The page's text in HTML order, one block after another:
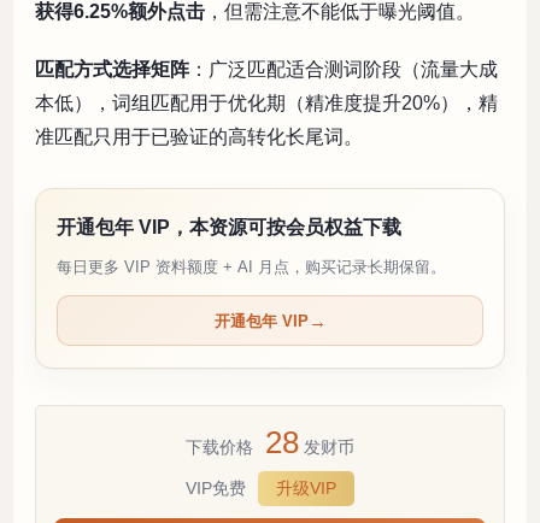
获得6.25%额外点击 ，但需注意不能低于曝光阈值。
匹配方式选择矩阵：广泛匹配适合测词阶段（流量大成
本低），词组匹配用于优化期（精准度提升20%），精
准匹配只用于已验证的高转化长尾词。
开通包年 VIP，本资源可按会员权益下载
每日更多 VIP 资料额度 + AI 月点，购买记录长期保留。
开通包年 VIP
下载价格 28 发财币
VIP免费 升级VIP